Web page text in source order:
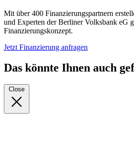
Mit über 400 Finanzierungspartnern
und Experten der Berliner Volksbank eG
Finanzierungskonzept.
Jetzt Finanzierung anfragen
Das könnte Ihnen auch
Close